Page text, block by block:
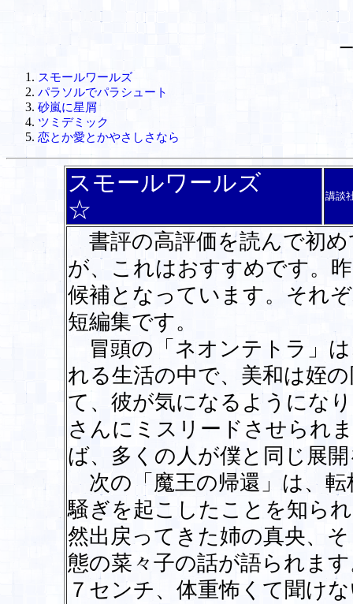
スモールワールズ
パラソルでパラシュート
砂嵐に星屑
ツミデミック
恋とか愛とかやさしさなら
スモールワールズ
☆
講談
書評の高評価を読んで初
が、これはおすすめです。
候補となっています。それ
短編集です。
冒頭の「ネオンテトラ」
れる生活の中で、美和は姪
て、彼が気になるようにな
さんにミスリードさせられ
ば、多くの人が僕と同じ展
次の「魔王の帰還」は、
騒ぎを起こしたことを知ら
然出戻ってきた姉の真央、
態の菜々子の話が語られま
７センチ、体重怖くて聞け